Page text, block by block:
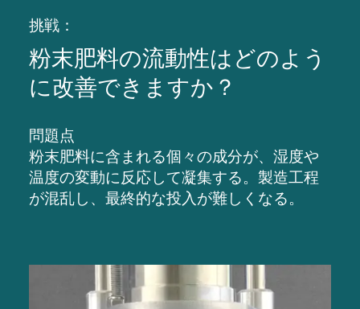
挑戦：
粉末肥料の流動性はどのよう
に改善できますか？
問題点
粉末肥料に含まれる個々の成分が、湿度や
温度の変動に反応して凝集する。 製造工程
が混乱し、最終的な投入が難しくなる。